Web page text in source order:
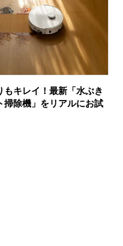
もキレイ！最新「水ぶき
掃除機」をリアルにお試